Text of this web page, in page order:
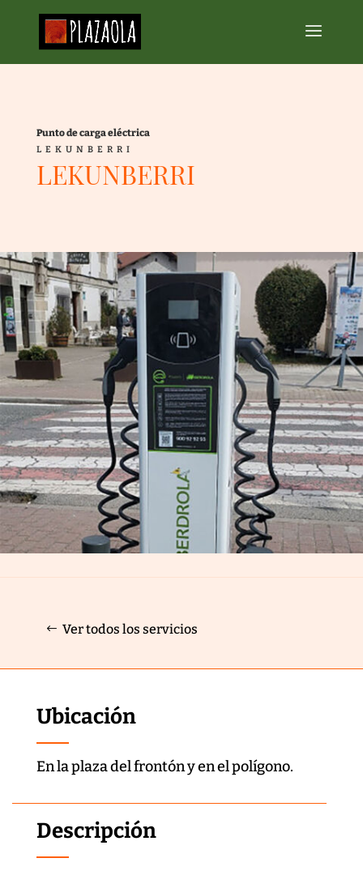
Punto de carga eléctrica
LEKUNBERRI
LEKUNBERRI
Ver todos los servicios
Ubicación
En la plaza del frontón y en el polígono.
Descripción